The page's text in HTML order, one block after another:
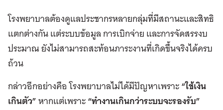
โรงพยาบาลต้องดูแลประชากรหลายกลุ่มที่มีสถานะและสิทธิ
แตกต่างกัน แต่ระบบข้อมูล การเบิกจ่าย และการจัดสรรงบ
ประมาณ ยังไม่สามารถสะท้อนภาระงานที่เกิดขึ้นจริงได้ครบ
ถ้วน
กล่าวอีกอย่างคือ โรงพยาบาลไม่ได้มีปัญหาเพราะ“ใช้เงิน
เกินตัว”หากแต่เพราะ“ทำงานเกินกว่าระบบจะรองรับ”